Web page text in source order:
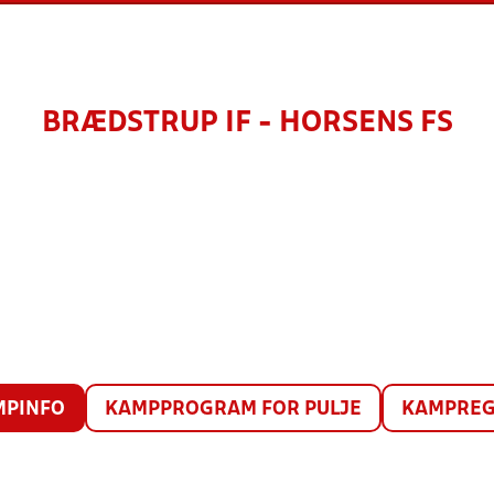
BRÆDSTRUP IF - HORSENS FS
KAMPPROGRAM FOR PULJE